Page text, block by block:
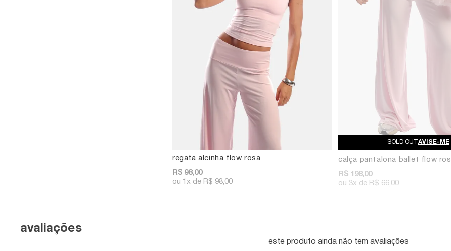
regata alcinha flow rosa
R$ 98,00
1x R$ 98,00
AVISE-ME
calça pantalona ballet flow
R$ 198,00
3x R$ 66,00
avaliações
este produto ainda não tem avaliações